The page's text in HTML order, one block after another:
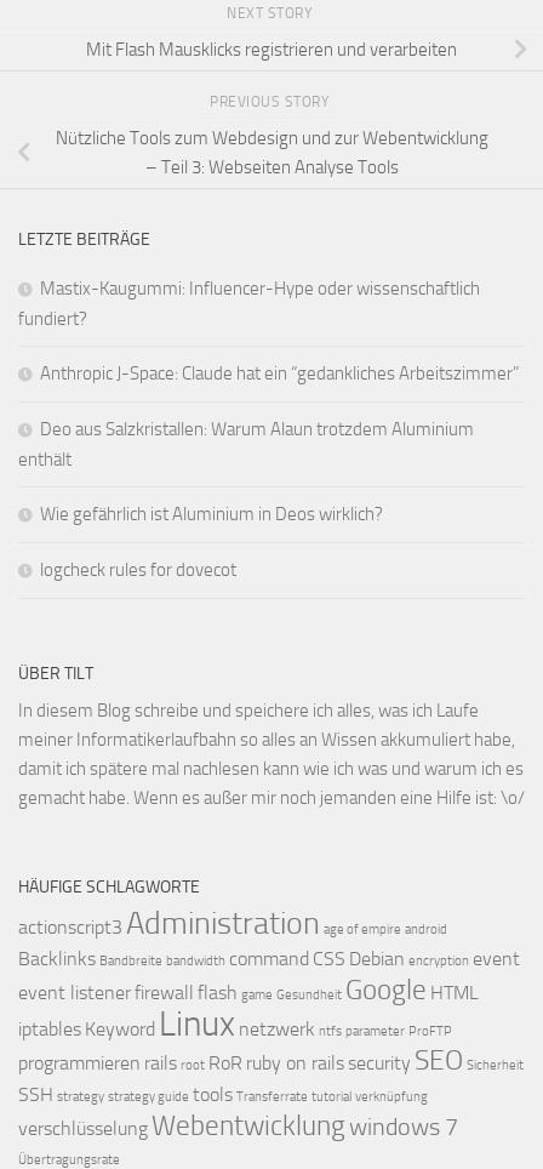
NEXT STORY
Mit Flash Mausklicks registrieren und verarbeiten
PREVIOUS STORY
Nützliche Tools zum Webdesign und zur Webentwicklung
– Teil 3: Webseiten Analyse Tools
LETZTE BEITRÄGE
Mastix-Kaugummi: Influencer-Hype oder wissenschaftlich
fundiert?
Anthropic J-Space: Claude hat ein “gedankliches Arbeitszimmer”
Deo aus Salzkristallen: Warum Alaun trotzdem Aluminium
enthält
Wie gefährlich ist Aluminium in Deos wirklich?
logcheck rules for dovecot
ÜBER TILT
In diesem Blog schreibe und speichere ich alles, was ich Laufe
meiner Informatikerlaufbahn so alles an Wissen akkumuliert habe,
damit ich spätere mal nachlesen kann wie ich was und warum ich es
gemacht habe. Wenn es außer mir noch jemanden eine Hilfe ist: \o/
HÄUFIGE SCHLAGWORTE
actionscript3 Administration age of empire android
Backlinks Bandbreite bandwidth command CSS Debian encryption event
event listenerfirewall flash game Gesundheit Google HTML
iptables Keyword Linux netzwerk ntfs parameter ProFTP
programmieren rails root RoR ruby on railssecurity SEO Sicherheit
SSH strategy strategy guide tools Transferrate tutorial verknüpfung
verschlüsselung Webentwicklungwindows 7
Übertragungsrate